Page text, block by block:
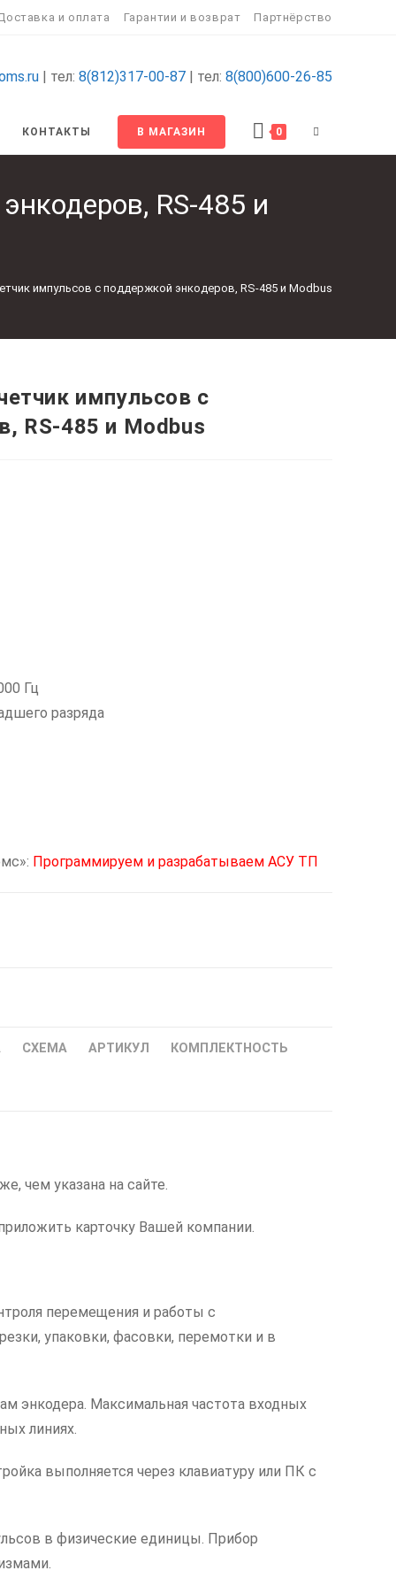
и оплата Гарантии и возврат Партнёрство
| тел: 8(812)317-00-87 | тел: 8(800)600-26-85
КОНТАКТЫ В МАГАЗИН 0
RS-485 и
импульсов с поддержкой энкодеров, RS-485 и Modbus
импульсов с
RS-485 и Modbus
Гц
разряда
Программируем и разрабатываем АСУ ТП
СХЕМА АРТИКУЛ КОМПЛЕКТНОСТЬ
чем указана на сайте.
карточку Вашей компании.
перемещения и работы с
упаковки, фасовки, перемотки и в
энкодера. Максимальная частота входных
линиях.
выполняется через клавиатуру или ПК с
в физические единицы. Прибор